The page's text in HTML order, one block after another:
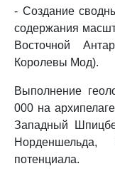
- Создание
содержания
Восточной
Королевы Мод).
Выполнение
000 на
Западный
Норденшельда,
потенциала.